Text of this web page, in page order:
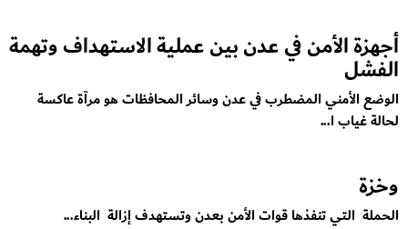
أجهزة الأمن في عدن بين عملية الاستهداف وتهمة
الفشل
الوضع الأمني المضطرب في عدن وسائر المحافظات هو مرآة عاكسة
لحالة غياب ا...
وخزة
الحملة التي تنفذها قوات الأمن بعدن وتستهدف إزالة البناء...